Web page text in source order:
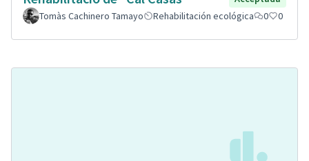
Tomàs Cachinero Tamayo
Rehabilitación ecológica 0 0